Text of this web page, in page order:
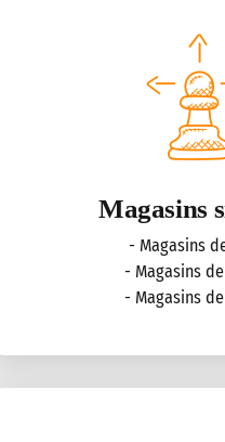
Magasins
- Magasins
- Magasins
- Magasins de